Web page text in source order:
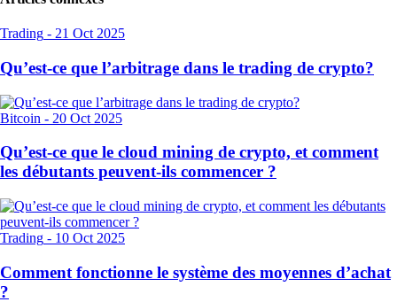
Trading - 21 Oct 2025
Qu’est-ce que l’arbitrage dans le trading de crypto?
Bitcoin - 20 Oct 2025
Qu’est-ce que le cloud mining de crypto, et comment
les débutants peuvent-ils commencer ?
Trading - 10 Oct 2025
Comment fonctionne le système des moyennes d’achat
?